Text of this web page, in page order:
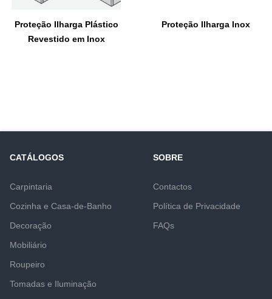
Proteção Ilharga Plástico
Revestido em Inox
Proteção Ilharga Inox
CATÁLOGOS
Carpintaria
Cozinha e Casa-de-Banho
Decoração
Mobiliário
Roupeiro
Tomadas e Iluminação
SOBRE
Contactos
Política de Privacidade
FAQs